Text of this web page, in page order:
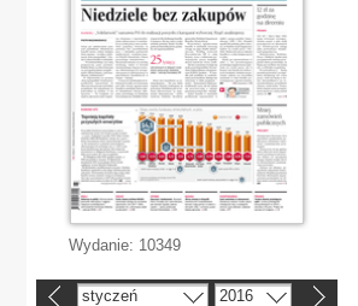
Wydanie: 10349
styczeń 2016